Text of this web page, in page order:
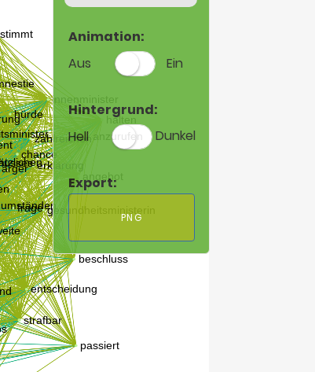
Animation:
Aus
Ein
Hintergrund:
Hell
Dunkel
Export:
PNG